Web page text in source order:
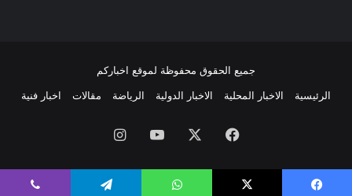
جميع الحقوق محفوظة لموقع اخباركم
الرئيسية
الاخبار المحلية الاخبار الدولية الرياضة مقالات اخبار فنية
فيسبوك ‫YouTubeانستقرام